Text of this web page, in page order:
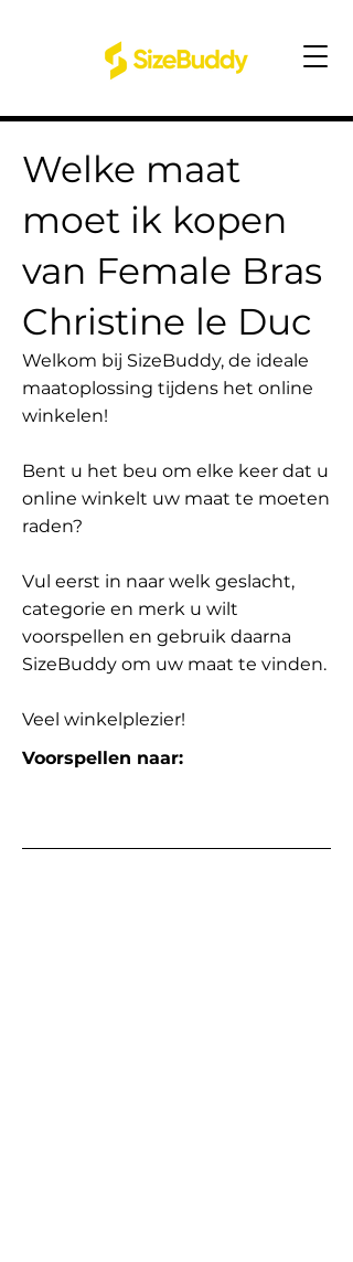
Welke maat
moet ik kopen
van Female Bras
Christine le Duc
Welkom bij SizeBuddy, de ideale
maatoplossing tijdens het online
winkelen!
Bent u het beu om elke keer dat u
online winkelt uw maat te moeten
raden?
Vul eerst in naar welk geslacht,
categorie en merk u wilt
voorspellen en gebruik daarna
SizeBuddy om uw maat te vinden.
Veel winkelplezier!
Voorspellen naar: